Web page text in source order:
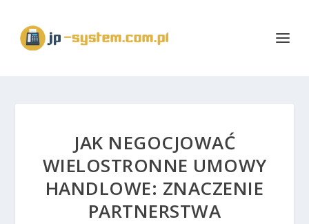
JAK NEGOCJOWAĆ
WIELOSTRONNE UMOWY
HANDLOWE: ZNACZENIE
PARTNERSTWA